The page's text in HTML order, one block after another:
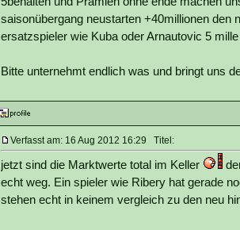
saisonübergang neustarten +40millionen
ersatzspieler wie Kuba oder Arnautovic 5
Bitte unternehmt endlich was und bringt uns
Verfasst am: 16 Aug 2012 16:29 Titel:
jetzt sind die Marktwerte total im Keller
echt weg. Ein spieler wie Ribery hat gerade
stehen echt in keinem vergleich zu den neu